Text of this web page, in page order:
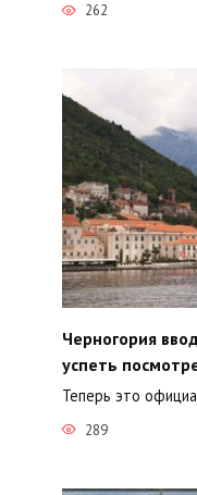
262
Черногория
успеть
Теперь это
289